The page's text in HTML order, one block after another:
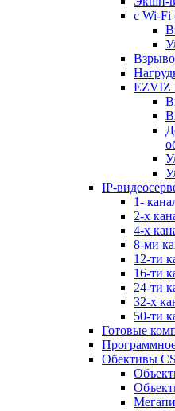
с Wi-Fi
EZVIZ
IP-
1-
2-х
4-х
8-ми
12-ти
16-ти
24-ти
32-х
50-ти
Готовые
Обективы CS